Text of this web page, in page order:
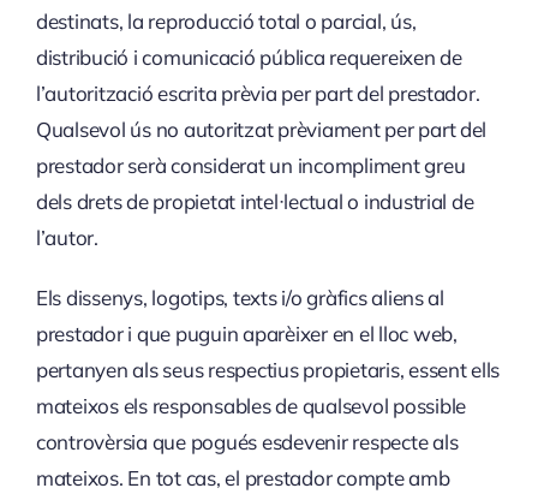
destinats, la reproducció total o parcial, ús,
distribució i comunicació pública requereixen de
l’autorització escrita prèvia per part del prestador.
Qualsevol ús no autoritzat prèviament per part del
prestador serà considerat un incompliment greu
dels drets de propietat intel·lectual o industrial de
l’autor.
Els dissenys, logotips, texts i/o gràfics aliens al
prestador i que puguin aparèixer en el lloc web,
pertanyen als seus respectius propietaris, essent ells
mateixos els responsables de qualsevol possible
controvèrsia que pogués esdevenir respecte als
mateixos. En tot cas, el prestador compte amb